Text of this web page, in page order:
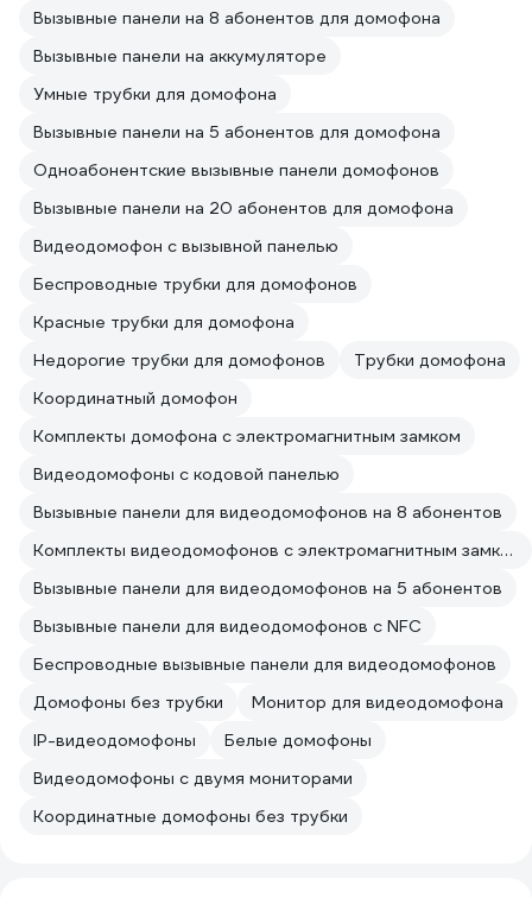
Вызывные панели на 8 абонентов для домофона
Вызывные панели на аккумуляторе
Умные трубки для домофона
Вызывные панели на 5 абонентов для домофона
Одноабонентские вызывные панели домофонов
Вызывные панели на 20 абонентов для домофона
Видеодомофон с вызывной панелью
Беспроводные трубки для домофонов
Красные трубки для домофона
Недорогие трубки для домофонов
Трубки домофона
Координатный домофон
Комплекты домофона с электромагнитным замком
Видеодомофоны с кодовой панелью
Вызывные панели для видеодомофонов на 8 абонентов
Комплекты видеодомофонов с электромагнитным замком
Вызывные панели для видеодомофонов на 5 абонентов
Вызывные панели для видеодомофонов с NFC
Беспроводные вызывные панели для видеодомофонов
Домофоны без трубки
Монитор для видеодомофона
IP-видеодомофоны
Белые домофоны
Видеодомофоны с двумя мониторами
Координатные домофоны без трубки